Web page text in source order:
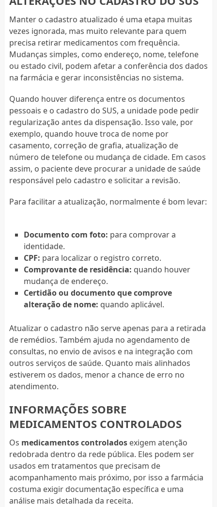
Manter o cadastro atualizado é uma etapa muitas
vezes ignorada, mas muito relevante para quem
precisa retirar medicamentos com frequência.
Mudanças simples, como endereço, nome, telefone
ou estado civil, podem afetar a conferência dos dados
na farmácia e gerar inconsistências no sistema.
Quando houver diferença entre os documentos
pessoais e o cadastro do SUS, a unidade pode pedir
regularização antes da dispensação. Isso vale, por
exemplo, quando houve troca de nome por
casamento, correção de grafia, atualização de
número de telefone ou mudança de cidade. Em casos
assim, o paciente deve procurar a unidade de saúde
responsável pelo cadastro e solicitar a revisão.
Para facilitar a atualização, normalmente é bom levar:
Documento com foto: para comprovar a
identidade.
CPF: para localizar o registro correto.
Comprovante de residência: quando houver
mudança de endereço.
Certidão ou documento que comprove
alteração de nome: quando aplicável.
Atualizar o cadastro não serve apenas para a retirada
de remédios. Também ajuda no agendamento de
consultas, no envio de avisos e na integração com
outros serviços de saúde. Quanto mais alinhados
estiverem os dados, menor a chance de erro no
atendimento.
INFORMAÇÕES SOBRE
MEDICAMENTOS CONTROLADOS
Os medicamentos controladosexigem atenção
redobrada dentro da rede pública. Eles podem ser
usados em tratamentos que precisam de
acompanhamento mais próximo, por isso a farmácia
costuma exigir documentação específica e uma
análise mais detalhada da receita.